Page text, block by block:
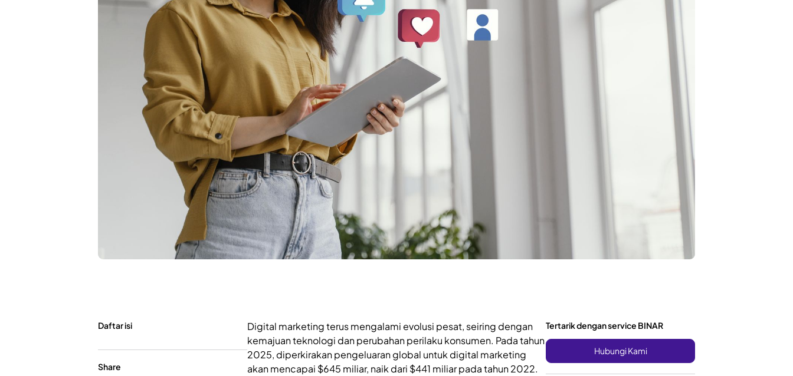
Daftar isi
Share
Digital marketing terus mengalami evolusi pesat, seiring dengan
kemajuan teknologi dan perubahan perilaku konsumen. Pada tahun
2025, diperkirakan pengeluaran global untuk digital marketing
akan mencapai $645 miliar, naik dari $441 miliar pada tahun 2022.
Tertarik dengan service BINAR
Hubungi Kami